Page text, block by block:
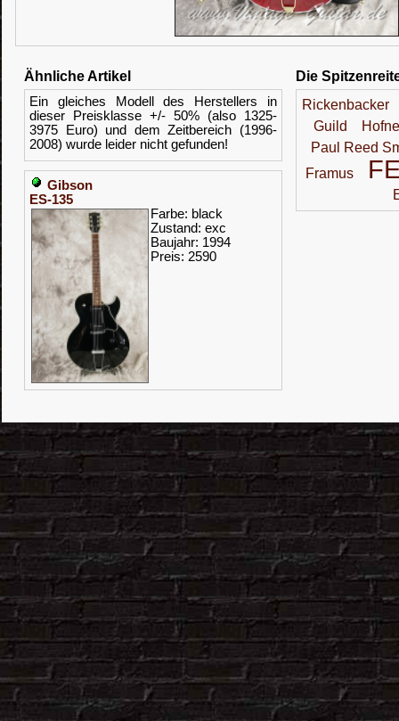
Ähnliche Artikel
Ein gleiches Modell des Herstellers in
dieser Preisklasse +/- 50% (also 1325-
3975 Euro) und dem Zeitbereich (1996-
2008) wurde leider nicht gefunden!
Gibson
ES-135
Farbe: black
Zustand: exc
Baujahr: 1994
Preis: 2590
Die
Rickenbacker
Guild
Paul Reed
Framus